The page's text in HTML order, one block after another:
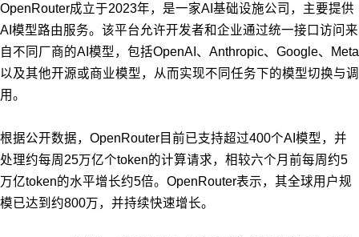
OpenRouter成立于2023年，是一家AI基础设施公司，主要提供
AI模型路由服务。该平台允许开发者和企业通过统一接口访问来
自不同厂商的AI模型，包括OpenAI、Anthropic、Google、Meta
以及其他开源或商业模型，从而实现不同任务下的模型切换与调
用。
根据公开数据，OpenRouter目前已支持超过400个AI模型，并
处理约每周25万亿个token的计算请求，相较六个月前每周约5
万亿token的水平增长约5倍。OpenRouter表示，其全球用户规
模已达到约800万，并持续快速增长。